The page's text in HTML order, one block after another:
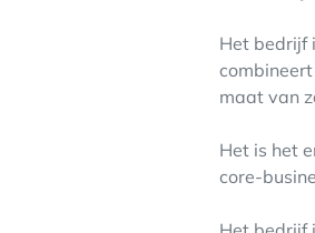
Het bedrijf
maat van
Het is het
core-